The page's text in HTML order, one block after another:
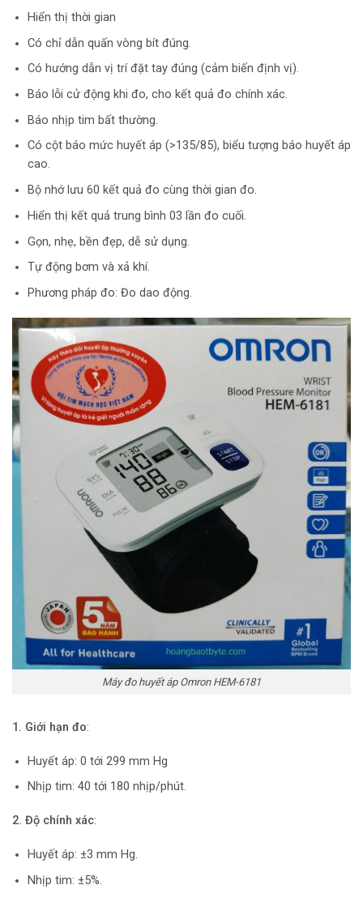
Hiển thị thời gian
Có chỉ dẫn quấn vòng bít đúng.
Có hướng dẫn vị trí đặt tay đúng (cảm biến định vị).
Báo lỗi cử động khi đo, cho kết quả đo chính xác.
Báo nhịp tim bất thường.
Có cột báo mức huyết áp (>135/85), biểu tượng báo huyết áp
cao.
Bộ nhớ lưu 60 kết quả đo cùng thời gian đo.
Hiển thị kết quả trung bình 03 lần đo cuối.
Gọn, nhẹ, bền đẹp, dễ sử dụng.
Tự động bơm và xả khí.
Phương pháp đo: Đo dao động.
Máy đo huyết áp Omron HEM-6181
1. Giới hạn đo:
Huyết áp: 0 tới 299 mm Hg
Nhịp tim: 40 tới 180 nhịp/phút.
2. Độ chính xác:
Huyết áp: ±3 mm Hg.
Nhịp tim: ±5%.